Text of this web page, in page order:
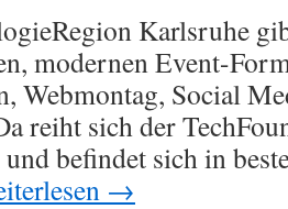
Karlsruhe
modernen Event-
Webmontag, Social
reiht sich der
befindet sich in
→